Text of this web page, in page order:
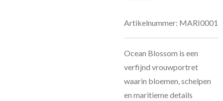
Artikelnummer: MARI0001
Ocean Blossom is een
verfijnd vrouwportret
waarin bloemen, schelpen
en maritieme details